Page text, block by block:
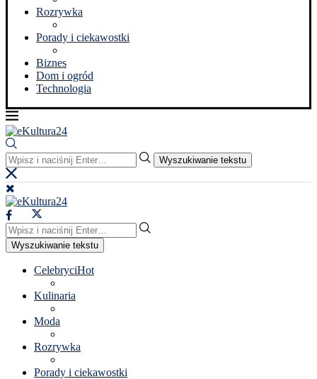
Rozrywka
Porady i ciekawostki
Biznes
Dom i ogród
Technologia
Wyszukiwanie tekstu
Wyszukiwanie tekstu
CelebryciHot
Kulinaria
Moda
Rozrywka
Porady i ciekawostki